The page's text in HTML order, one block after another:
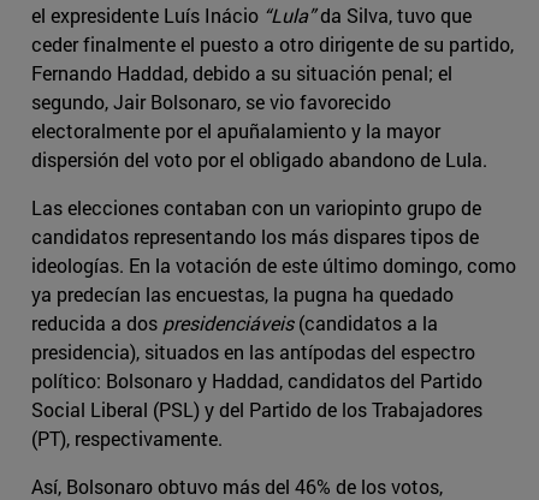
el expresidente Luís Inácio “Lula”da Silva, tuvo que
ceder finalmente el puesto a otro dirigente de su partido,
Fernando Haddad, debido a su situación penal; el
segundo, Jair Bolsonaro, se vio favorecido
electoralmente por el apuñalamiento y la mayor
dispersión del voto por el obligado abandono de Lula.
Las elecciones contaban con un variopinto grupo de
candidatos representando los más dispares tipos de
ideologías. En la votación de este último domingo, como
ya predecían las encuestas, la pugna ha quedado
reducida a dos presidenciáveis(candidatos a la
presidencia), situados en las antípodas del espectro
político: Bolsonaro y Haddad, candidatos del Partido
Social Liberal (PSL) y del Partido de los Trabajadores
(PT), respectivamente.
Así, Bolsonaro obtuvo más del 46% de los votos,